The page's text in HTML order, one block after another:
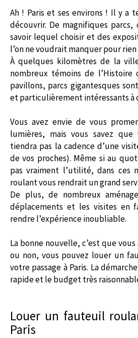
Ah ! Paris et ses environs ! Il y a
découvrir. De magnifiques parcs,
savoir lequel choisir et des
l’on ne voudrait manquer pour rien
À quelques kilomètres de la
nombreux témoins de l’Histoire
pavillons, parcs gigantesques
et particulièrement intéressants à
Vous avez envie de vous
lumières, mais vous savez
tiendra pas la cadence d’une
de vos proches). Même si au
pas vraiment l’utilité, dans ces
roulant vous rendrait un grand
De plus, de nombreux
déplacements et les visites en
rendre l’expérience inoubliable.
La bonne nouvelle, c’est que
ou non, vous pouvez louer un
votre passage à Paris. La
rapide et le budget très
Louer un fauteuil
Paris